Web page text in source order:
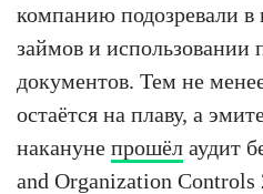
компанию подозревали в
займов и использовании
документов. Тем не
остаётся на плаву, а
накануне прошёл аудит
and Organization Controls